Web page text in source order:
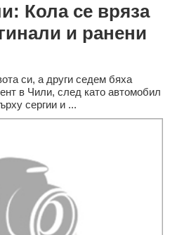
Кола се вряза
и ранени
си, а други седем бяха
в Чили, след като автомобил
сергии и ...